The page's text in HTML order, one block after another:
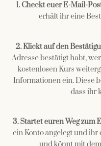
1. Checkt euer E-Mail-
erhält ihr eine
2. Klickt auf den
Adresse bestätigt habt,
kostenlosen Kurs
Informationen ein. Diese
dass ihr
3. Startet euren Weg zum
ein Konto angelegt und